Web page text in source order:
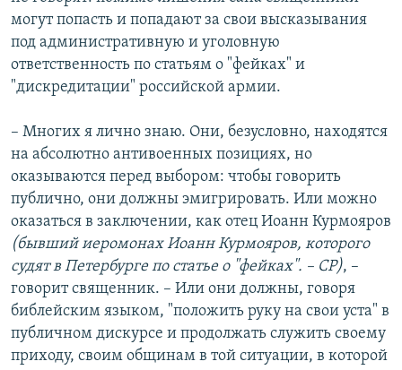
могут попасть и попадают за свои высказывания
под административную и уголовную
ответственность по статьям о "фейках" и
"дискредитации" российской армии.
– Многих я лично знаю. Они, безусловно, находятся
на абсолютно антивоенных позициях, но
оказываются перед выбором: чтобы говорить
публично, они должны эмигрировать. Или можно
оказаться в заключении, как отец Иоанн Курмояров
(бывший иеромонах Иоанн Курмояров, которого
судят в Петербурге по статье о "фейках". – СР), –
говорит священник. – Или они должны, говоря
библейским языком, "положить руку на свои уста" в
публичном дискурсе и продолжать служить своему
приходу, своим общинам в той ситуации, в которой